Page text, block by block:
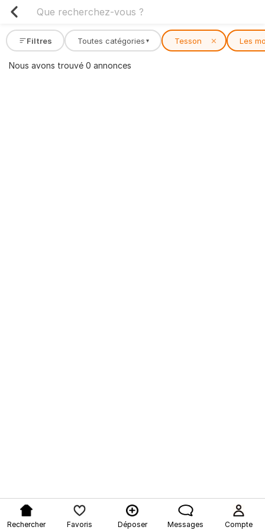
Filtres Toutes catégories ▾ Tesson ✕ Les
Nous avons trouvé 0 annonces
Rechercher Favoris Déposer Messages Compte